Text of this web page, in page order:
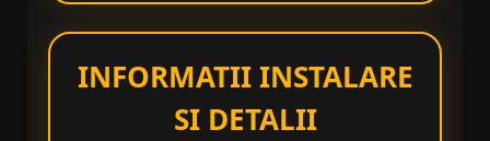
INFORMATII INSTALARE
SI DETALII